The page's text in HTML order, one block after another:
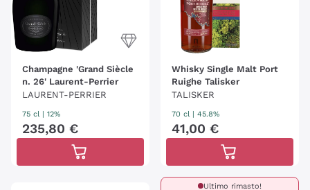
Champagne 'Grand Siècle
n. 26' Laurent-Perrier
LAURENT-PERRIER
75 cl | 12%
235,80 €
Whisky Single Malt Port
Ruighe Talisker
TALISKER
70 cl | 45.8%
41,00 €
Ultimo rimasto!